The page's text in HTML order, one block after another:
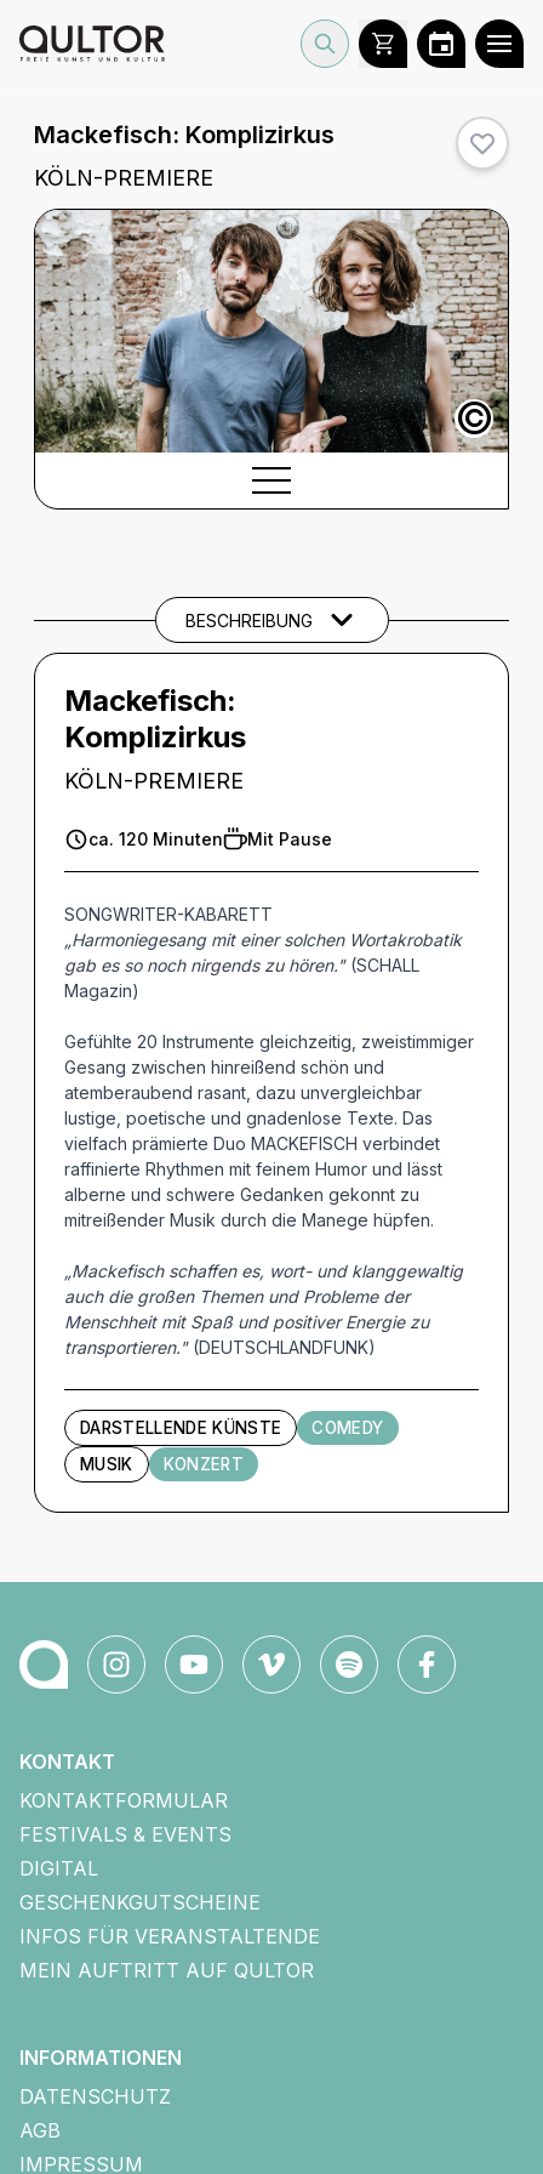
Mackefisch: Komplizirkus
KÖLN-PREMIERE
©
BESCHREIBUNG
Mackefisch:
Komplizirkus
KÖLN-PREMIERE
ca. 120 Minuten Mit Pause
SONGWRITER-KABARETT
„Harmoniegesang mit einer solchen Wortakrobatik
gab es so noch nirgends zu hören." (SCHALL
Magazin)
Gefühlte 20 Instrumente gleichzeitig, zweistimmiger
Gesang zwischen hinreißend schön und
atemberaubend rasant, dazu unvergleichbar
lustige, poetische und gnadenlose Texte. Das
vielfach prämierte Duo MACKEFISCH verbindet
raffinierte Rhythmen mit feinem Humor und lässt
alberne und schwere Gedanken gekonnt zu
mitreißender Musik durch die Manege hüpfen.
„Mackefisch schaffen es, wort- und klanggewaltig
auch die großen Themen und Probleme der
Menschheit mit Spaß und positiver Energie zu
transportieren." (DEUTSCHLANDFUNK)
DARSTELLENDE KÜNSTE
COMEDY
MUSIK
KONZERT
KONTAKT
KONTAKTFORMULAR
FESTIVALS & EVENTS
DIGITAL
GESCHENKGUTSCHEINE
INFOS FÜR VERANSTALTENDE
MEIN AUFTRITT AUF QULTOR
INFORMATIONEN
DATENSCHUTZ
AGB
IMPRESSUM